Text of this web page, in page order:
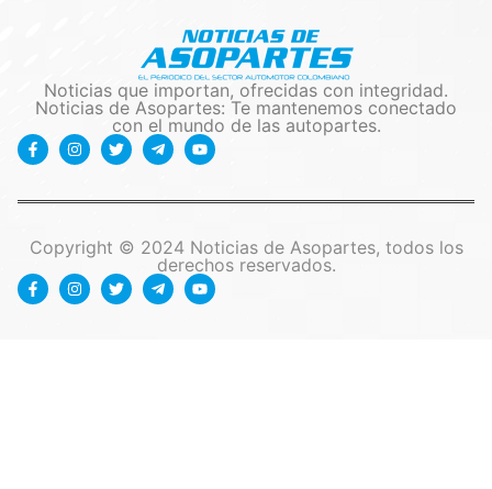
Noticias que importan, ofrecidas con integridad.
Noticias de Asopartes: Te mantenemos conectado
con el mundo de las autopartes.
Copyright © 2024 Noticias de Asopartes, todos los
derechos reservados.